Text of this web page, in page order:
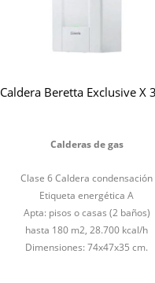
Caldera Beretta Exclusive X
Calderas de gas
Clase 6 Caldera condensación
Etiqueta energética A
Apta: pisos o casas (2 baños)
hasta 180 m2, 28.700 kcal/h
Dimensiones: 74x47x35 cm.